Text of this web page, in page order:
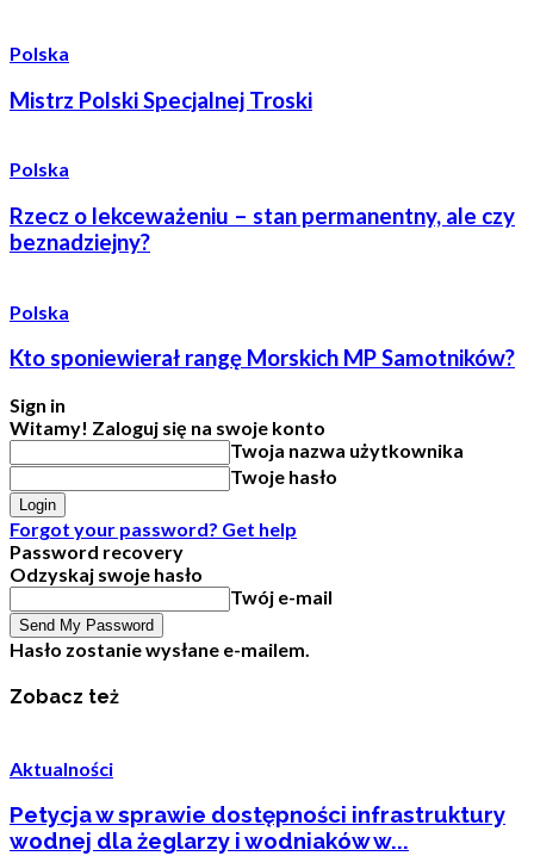
Polska
Mistrz Polski Specjalnej Troski
Polska
Rzecz o lekceważeniu – stan permanentny, ale czy
beznadziejny?
Polska
Kto sponiewierał rangę Morskich MP Samotników?
Sign in
Witamy! Zaloguj się na swoje konto
Twoja nazwa użytkownika
Twoje hasło
Forgot your password? Get help
Password recovery
Odzyskaj swoje hasło
Twój e-mail
Hasło zostanie wysłane e-mailem.
Zobacz też
Aktualności
Petycja w sprawie dostępności infrastruktury
wodnej dla żeglarzy i wodniaków w...